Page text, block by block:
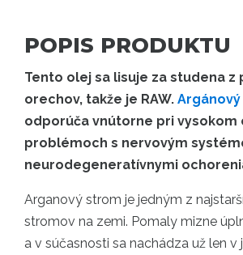
POPIS PRODUKTU
Tento olej sa lisuje za studena z
orechov, takže je RAW.
odporúča vnútorne pri
problémoch s nervovým
neurodegeneratívnymi
Arganový strom je jedným z
stromov na zemi. Pomaly mizne
a v súčasnosti sa nachádza už len